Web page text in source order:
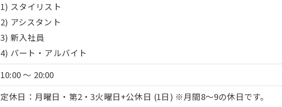
1) スタイリスト
2) アシスタント
3) 新入社員
4) パート・アルバイト
10:00 ～ 20:00
定休日：月曜日・第2・3火曜日+公休日 (1日) ※月間8～9の休日です。